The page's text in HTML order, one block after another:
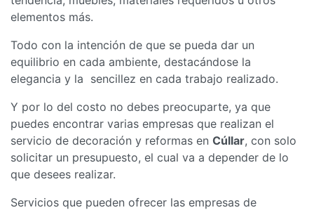
elementos más.
Todo con la intención de que se pueda dar un
equilibrio en cada ambiente, destacándose la
elegancia y la sencillez en cada trabajo realizado.
Y por lo del costo no debes preocuparte, ya que
puedes encontrar varias empresas que realizan el
servicio de decoración y reformas en Cúllar, con solo
solicitar un presupuesto, el cual va a depender de lo
que desees realizar.
Servicios que pueden ofrecer las empresas de